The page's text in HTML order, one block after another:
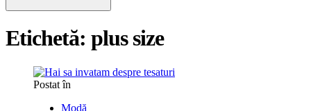
Etichetă: plus size
Postat în
Modă